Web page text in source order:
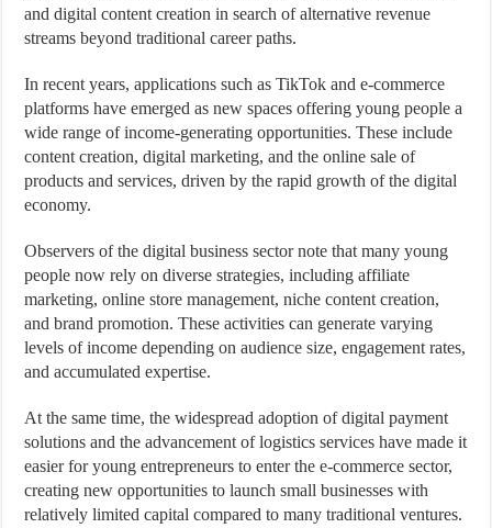
and digital content creation in search of alternative revenue
streams beyond traditional career paths.
In recent years, applications such as TikTok and e-commerce
platforms have emerged as new spaces offering young people a
wide range of income-generating opportunities. These include
content creation, digital marketing, and the online sale of
products and services, driven by the rapid growth of the digital
economy.
Observers of the digital business sector note that many young
people now rely on diverse strategies, including affiliate
marketing, online store management, niche content creation,
and brand promotion. These activities can generate varying
levels of income depending on audience size, engagement rates,
and accumulated expertise.
At the same time, the widespread adoption of digital payment
solutions and the advancement of logistics services have made it
easier for young entrepreneurs to enter the e-commerce sector,
creating new opportunities to launch small businesses with
relatively limited capital compared to many traditional ventures.